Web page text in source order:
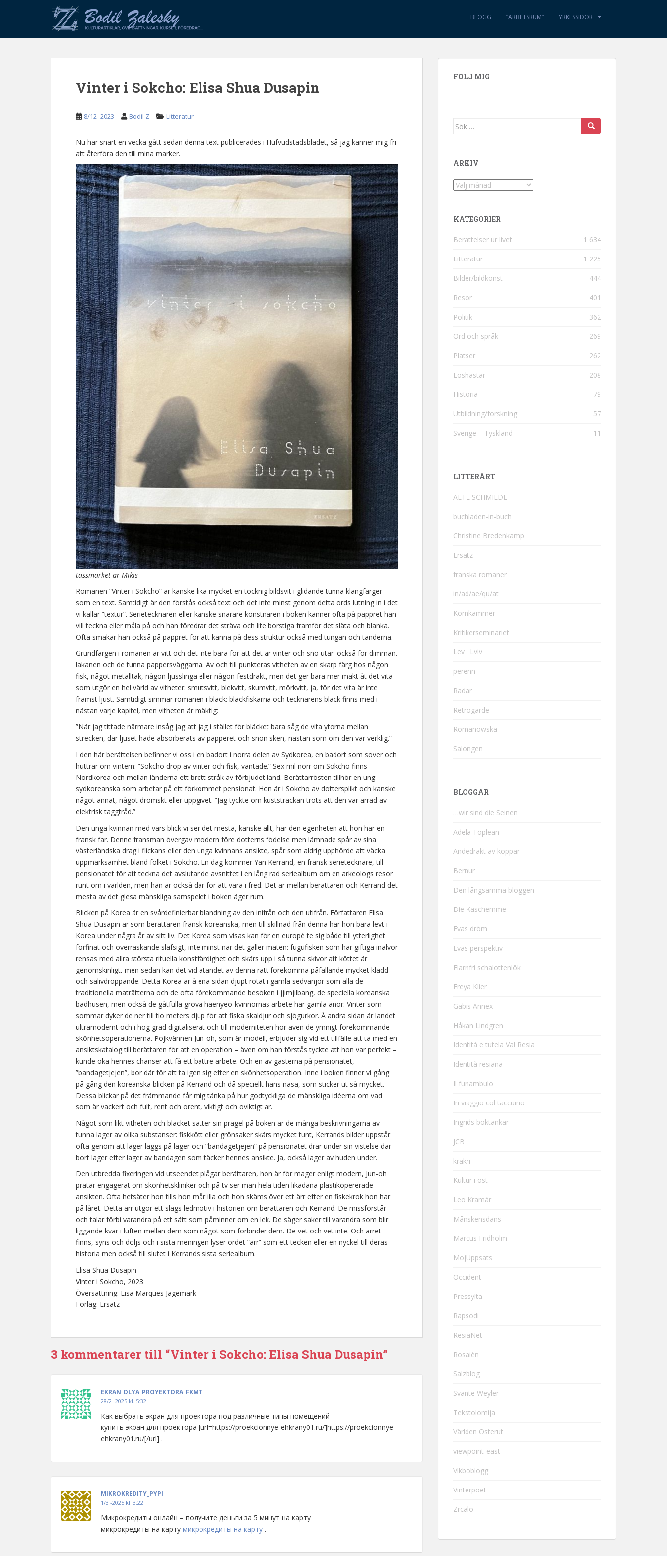
p
BLOGG ”ARBETSRUM” YRKESSIDOR
Vinter i Sokcho: Elisa Shua Dusapin
8/12 -2023 Bodil Z Litteratur
Nu har snart en vecka gått sedan denna text publicerades i Hufvudstadsbladet, så jag känner mig fri
att återföra den till mina marker.
tassmärket är Mikis
Romanen ”Vinter i Sokcho” är kanske lika mycket en töcknig bildsvit i glidande tunna klangfärger
som en text. Samtidigt är den förstås också text och det inte minst genom detta ords lutning in i det
vi kallar ”textur”. Serietecknaren eller kanske snarare konstnären i boken känner ofta på pappret han
vill teckna eller måla på och han föredrar det sträva och lite borstiga framför det släta och blanka.
Ofta smakar han också på pappret för att känna på dess struktur också med tungan och tänderna.
Grundfärgen i romanen är vitt och det inte bara för att det är vinter och snö utan också för dimman.
lakanen och de tunna pappersväggarna. Av och till punkteras vitheten av en skarp färg hos någon
fisk, något metalltak, någon ljusslinga eller någon festdräkt, men det ger bara mer makt åt det vita
som utgör en hel värld av vitheter: smutsvitt, blekvitt, skumvitt, mörkvitt, ja, för det vita är inte
främst ljust. Samtidigt simmar romanen i bläck: bläckfiskarna och tecknarens bläck finns med i
nästan varje kapitel, men vitheten är mäktig:
”När jag tittade närmare insåg jag att jag i stället för bläcket bara såg de vita ytorna mellan
strecken, där ljuset hade absorberats av papperet och snön sken, nästan som om den var verklig.”
I den här berättelsen befinner vi oss i en badort i norra delen av Sydkorea, en badort som sover och
huttrar om vintern: ”Sokcho dröp av vinter och fisk, väntade.” Sex mil norr om Sokcho finns
Nordkorea och mellan länderna ett brett stråk av förbjudet land. Berättarrösten tillhör en ung
sydkoreanska som arbetar på ett förkommet pensionat. Hon är i Sokcho av dottersplikt och kanske
något annat, något drömskt eller uppgivet. ”Jag tyckte om kuststräckan trots att den var ärrad av
elektrisk taggtråd.”
Den unga kvinnan med vars blick vi ser det mesta, kanske allt, har den egenheten att hon har en
fransk far. Denne fransman övergav modern före dotterns födelse men lämnade spår av sina
västerländska drag i flickans eller den unga kvinnans ansikte, spår som aldrig upphörde att väcka
uppmärksamhet bland folket i Sokcho. En dag kommer Yan Kerrand, en fransk serietecknare, till
pensionatet för att teckna det avslutande avsnittet i en lång rad seriealbum om en arkeologs resor
runt om i världen, men han är också där för att vara i fred. Det är mellan berättaren och Kerrand det
mesta av det glesa mänskliga samspelet i boken äger rum.
Blicken på Korea är en svårdefinierbar blandning av den inifrån och den utifrån. Författaren Elisa
Shua Dusapin är som berättaren fransk-koreanska, men till skillnad från denna har hon bara levt i
Korea under några år av sitt liv. Det Korea som visas kan för en europé te sig både till ytterlighet
förfinat och överraskande slafsigt, inte minst när det gäller maten: fugufisken som har giftiga inälvor
rensas med allra största rituella konstfärdighet och skärs upp i så tunna skivor att köttet är
genomskinligt, men sedan kan det vid ätandet av denna rätt förekomma påfallande mycket kladd
och salivdroppande. Detta Korea är å ena sidan djupt rotat i gamla sedvänjor som alla de
traditionella maträtterna och de ofta förekommande besöken i jjimjilbang, de speciella koreanska
badhusen, men också de gåtfulla grova haenyeo-kvinnornas arbete har gamla anor: Vinter som
sommar dyker de ner till tio meters djup för att fiska skaldjur och sjögurkor. Å andra sidan är landet
ultramodernt och i hög grad digitaliserat och till moderniteten hör även de ymnigt förekommande
skönhetsoperationerna. Pojkvännen Jun-oh, som är modell, erbjuder sig vid ett tillfälle att ta med en
ansiktskatalog till berättaren för att en operation – även om han förstås tyckte att hon var perfekt –
kunde öka hennes chanser att få ett bättre arbete. Och en av gästerna på pensionatet,
”bandagetjejen”, bor där för att ta igen sig efter en skönhetsoperation. Inne i boken finner vi gång
på gång den koreanska blicken på Kerrand och då speciellt hans näsa, som sticker ut så mycket.
Dessa blickar på det främmande får mig tänka på hur godtyckliga de mänskliga idéerna om vad
som är vackert och fult, rent och orent, viktigt och oviktigt är.
Något som likt vitheten och bläcket sätter sin prägel på boken är de många beskrivningarna av
tunna lager av olika substanser: fiskkött eller grönsaker skärs mycket tunt, Kerrands bilder uppstår
ofta genom att lager läggs på lager och ”bandagetjejen” på pensionatet drar under sin vistelse där
bort lager efter lager av bandagen som täcker hennes ansikte. Ja, också lager av huden under.
Den utbredda fixeringen vid utseendet plågar berättaren, hon är för mager enligt modern, Jun-oh
pratar engagerat om skönhetskliniker och på tv ser man hela tiden likadana plastikopererade
ansikten. Ofta hetsäter hon tills hon mår illa och hon skäms över ett ärr efter en fiskekrok hon har
på låret. Detta ärr utgör ett slags ledmotiv i historien om berättaren och Kerrand. De missförstår
och talar förbi varandra på ett sätt som påminner om en lek. De säger saker till varandra som blir
liggande kvar i luften mellan dem som något som förbinder dem. De vet och vet inte. Och ärret
finns, syns och döljs och i sista meningen lyser ordet ”ärr” som ett tecken eller en nyckel till deras
historia men också till slutet i Kerrands sista seriealbum.
Elisa Shua Dusapin
Vinter i Sokcho, 2023
Översättning: Lisa Marques Jagemark
Förlag: Ersatz
3 kommentarer till “Vinter i Sokcho: Elisa Shua Dusapin”
EKRAN_DLYA_PROYEKTORA_FKMT
28/2 -2025 kl. 5:32
Как выбрать экран для проектора под различные типы помещений
купить экран для проектора [url=https://proekcionnye-ehkrany01.ru/]https://proekcionnye-
ehkrany01.ru/[/url] .
MIKROKREDITY_PYPI
1/3 -2025 kl. 3:22
Микрокредиты онлайн – получите деньги за 5 минут на карту
микрокредиты на карту микрокредиты на карту .
FÖLJ MIG
Sök efter:
ARKIV
Arkiv
KATEGORIER
Berättelser ur livet 1 634
Litteratur 1 225
Bilder/bildkonst 444
Resor 401
Politik 362
Ord och språk 269
Platser 262
Löshästar 208
Historia 79
Utbildning/forskning 57
Sverige – Tyskland 11
LITTERÄRT
ALTE SCHMIEDE
buchladen-in-buch
Christine Bredenkamp
Ersatz
franska romaner
in/ad/ae/qu/at
Kornkammer
Kritikerseminariet
Lev i Lviv
perenn
Radar
Retrogarde
Romanowska
Salongen
BLOGGAR
…wir sind die Seinen
Adela Toplean
Andedräkt av koppar
Bernur
Den långsamma bloggen
Die Kaschemme
Evas dröm
Evas perspektiv
Flarnfri schalottenlök
Freya Klier
Gabis Annex
Håkan Lindgren
Identità e tutela Val Resia
Identità resiana
Il funambulo
In viaggio col taccuino
Ingrids boktankar
JCB
krakri
Kultur i öst
Leo Kramár
Månskensdans
Marcus Fridholm
MojUppsats
Occident
Pressylta
Rapsodi
ResiaNet
Rosaièn
Salzblog
Svante Weyler
Tekstolomija
Världen Österut
viewpoint-east
Vikboblogg
Vinterpoet
Zrcalo